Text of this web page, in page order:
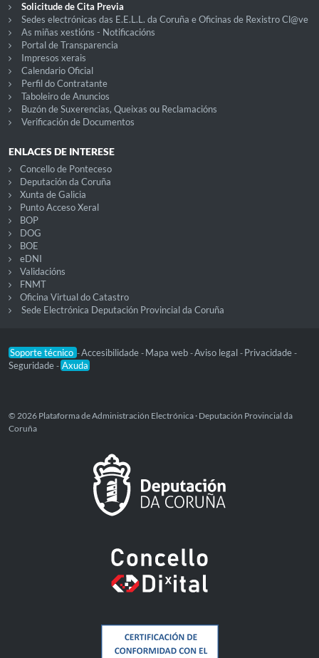
Solicitude de Cita Previa
Sedes electrónicas das E.E.L.L. da Coruña e Oficinas de Rexistro Cl@ve
As miñas xestións - Notificacións
Portal de Transparencia
Impresos xerais
Calendario Oficial
Perfil do Contratante
Taboleiro de Anuncios
Buzón de Suxerencias, Queixas ou Reclamacións
Verificación de Documentos
ENLACES DE INTERESE
Concello de Ponteceso
Deputación da Coruña
Xunta de Galicia
Punto Acceso Xeral
BOP
DOG
BOE
eDNI
Validacións
FNMT
Oficina Virtual do Catastro
Sede Electrónica Deputación Provincial da Coruña
Soporte técnico -Accesibilidade - Mapa web -Aviso legal - Privacidade -
Seguridade - Axuda
© 2026 Plataforma de Administración Electrónica · Deputación Provincial da
Coruña